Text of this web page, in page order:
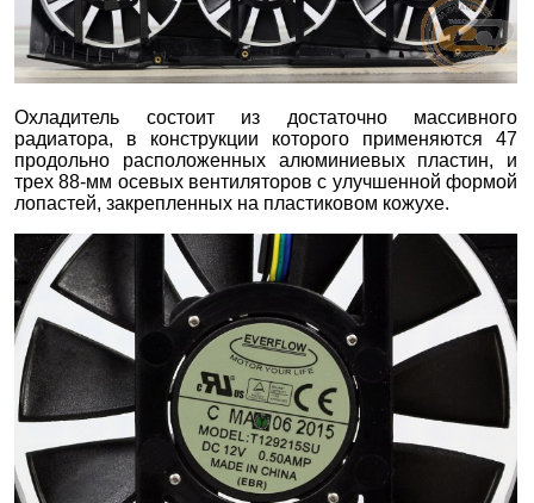
Охладитель состоит из достаточно массивного
радиатора, в конструкции которого применяются 47
продольно расположенных алюминиевых пластин, и
трех 88-мм осевых вентиляторов с улучшенной формой
лопастей, закрепленных на пластиковом кожухе.